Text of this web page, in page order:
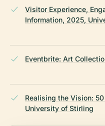
Visitor Experience,
Information, 2025,
Eventbrite: Art
Realising the Vision:
University of Stirling